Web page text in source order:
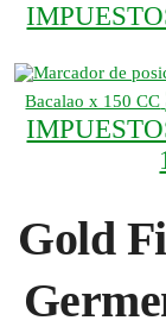
Bacalao x 150 CC
Gold